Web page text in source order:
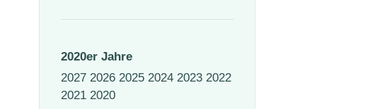
2020er Jahre
2027 2026 2025 2024 2023 2022
2021 2020